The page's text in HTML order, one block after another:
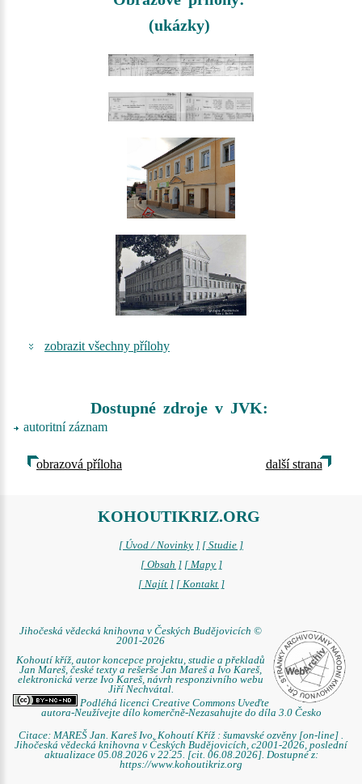
(ukázky)
zobrazit všechny přílohy
Dostupné zdroje v JVK:
autoritní záznam
obrazová příloha další strana
KOHOUTIKRIZ.ORG
[ Úvod / Novinky ] [ Studie ]
[ Obsah ] [ Mapy ]
[ Najít ] [ Kontakt ]
Jihočeská vědecká knihovna v Českých Budějovicích ©
2001-2026
Kohoutí kříž, autor koncepce projektu, studie a překladů
Jan Mareš, české texty a rešerše Jan Mareš a Ivo Kareš,
elektronická verze Ivo Kareš, návrh responzivního webu
Jiří Nechvátal.
Podléhá licenci Creative Commons Uveďte
autora-Neužívejte dílo komerčně-Nezasahujte do díla 3.0 Česko
Citace: MAREŠ Jan. Kareš Ivo. Kohoutí Kříž : šumavské ozvěny [on-line] .
Jihočeská vědecká knihovna v Českých Budějovicích, c2001-2026, poslední
aktualizace 05.08.2026 v 22.25. [cit. 06.08.2026]. Dostupné z:
https://www.kohoutikriz.org